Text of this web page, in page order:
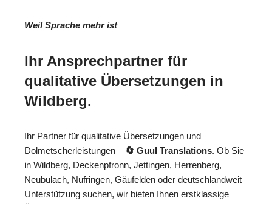
Weil Sprache mehr ist
Ihr Ansprechpartner für
qualitative Übersetzungen in
Wildberg.
Ihr Partner für qualitative Übersetzungen und
Dolmetscherleistungen – 🔄 Guul Translations. Ob Sie
in Wildberg, Deckenpfronn, Jettingen, Herrenberg,
Neubulach, Nufringen, Gäufelden oder deutschlandweit
Unterstützung suchen, wir bieten Ihnen erstklassige